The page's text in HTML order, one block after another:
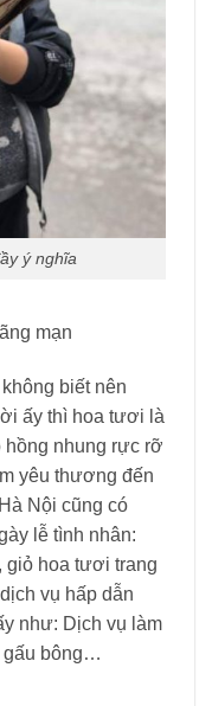
ý nghĩa
mạn
biết nên
ấy thì hoa tươi là
nhung rực rỡ
yêu thương đến
Nội cũng có
lễ tình nhân:
giỏ hoa tươi trang
vụ hấp dẫn
như: Dịch vụ làm
gấu bông…